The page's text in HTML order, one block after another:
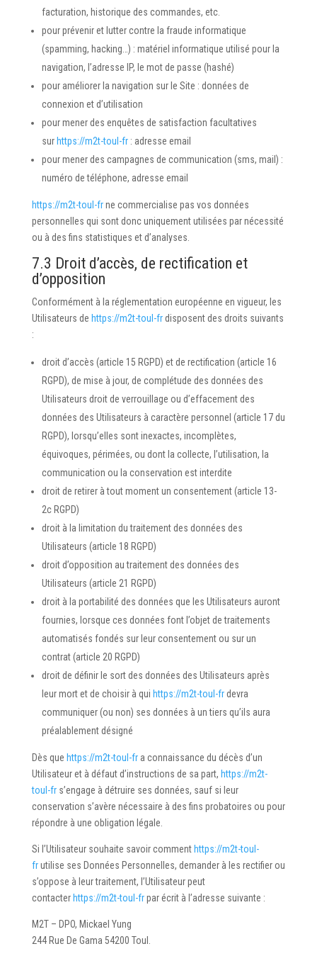
facturation, historique des commandes, etc.
pour prévenir et lutter contre la fraude informatique
(spamming, hacking…) : matériel informatique utilisé pour la
navigation, l’adresse IP, le mot de passe (hashé)
pour améliorer la navigation sur le Site : données de
connexion et d’utilisation
pour mener des enquêtes de satisfaction facultatives
sur https://m2t-toul-fr : adresse email
pour mener des campagnes de communication (sms, mail) :
numéro de téléphone, adresse email
https://m2t-toul-fr ne commercialise pas vos données
personnelles qui sont donc uniquement utilisées par nécessité
ou à des fins statistiques et d’analyses.
7.3 Droit d’accès, de rectification et
d’opposition
Conformément à la réglementation européenne en vigueur, les
Utilisateurs de https://m2t-toul-fr disposent des droits suivants
:
droit d’accès (article 15 RGPD) et de rectification (article 16
RGPD), de mise à jour, de complétude des données des
Utilisateurs droit de verrouillage ou d’effacement des
données des Utilisateurs à caractère personnel (article 17 du
RGPD), lorsqu’elles sont inexactes, incomplètes,
équivoques, périmées, ou dont la collecte, l’utilisation, la
communication ou la conservation est interdite
droit de retirer à tout moment un consentement (article 13-
2c RGPD)
droit à la limitation du traitement des données des
Utilisateurs (article 18 RGPD)
droit d’opposition au traitement des données des
Utilisateurs (article 21 RGPD)
droit à la portabilité des données que les Utilisateurs auront
fournies, lorsque ces données font l’objet de traitements
automatisés fondés sur leur consentement ou sur un
contrat (article 20 RGPD)
droit de définir le sort des données des Utilisateurs après
leur mort et de choisir à qui https://m2t-toul-fr devra
communiquer (ou non) ses données à un tiers qu’ils aura
préalablement désigné
Dès que https://m2t-toul-fr a connaissance du décès d’un
Utilisateur et à défaut d’instructions de sa part, https://m2t-
toul-fr s’engage à détruire ses données, sauf si leur
conservation s’avère nécessaire à des fins probatoires ou pour
répondre à une obligation légale.
Si l’Utilisateur souhaite savoir comment https://m2t-toul-
fr utilise ses Données Personnelles, demander à les rectifier ou
s’oppose à leur traitement, l’Utilisateur peut
contacter https://m2t-toul-fr par écrit à l’adresse suivante :
M2T – DPO, Mickael Yung
244 Rue De Gama 54200 Toul.